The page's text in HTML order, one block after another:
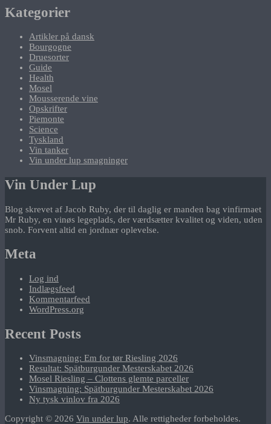
Kategorier
Artikler på dansk
Bourgogne
Druesorter
Guide
Health
Mosel
Mousserende vine
Opskrifter
Piemonte
Science
Tyskland
Vin tanker
Vin under lup smagninger
Vin Under Lup
Blog skrevet af Jacob Ruby, der til daglig er manden bag vinfirmaet
Mr Ruby, en vinøs legeplads, der værdsætter kvalitet og viden, uden
snob. Forvent altid en jordnær oplevelse.
Meta
Log ind
Indlægsfeed
Kommentarfeed
WordPress.org
Recent Posts
Vinsmagning: Em for tør Riesling 2026
Resultat: Spätburgunder Mesterskabet 2026
Mosel Riesling – Clottens glemte parceller
Vinsmagning: Spätburgunder Mesterskabet 2026
Ny tysk vinlov fra 2026
Copyright © 2026 Vin under lup. Alle rettigheder forbeholdes.